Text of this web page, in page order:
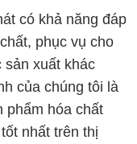
hóa chất
nhất trên thị
chuyên nghiệp
tư vấn và hỗ trợ
Đội ngũ của